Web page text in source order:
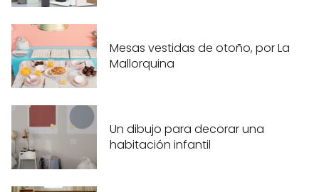
Mesas vestidas de otoño, por La
Mallorquina
Un dibujo para decorar una
habitación infantil